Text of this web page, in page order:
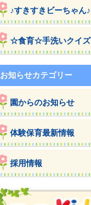
♪すきすきビーちゃん♪
☆食育☆手洗いクイズ
お知らせカテゴリー
園からのお知らせ
体験保育最新情報
採用情報